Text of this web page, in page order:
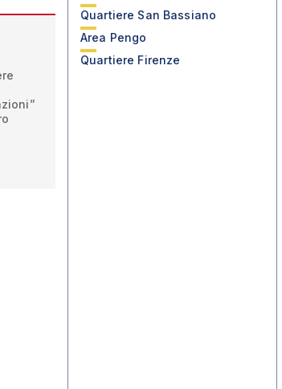
Quartiere San Bassiano
Area Pengo
Quartiere Firenze